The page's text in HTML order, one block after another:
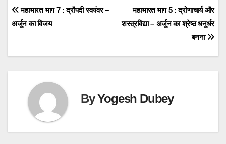
Post
navigation
महाभारत भाग 5 : द्रोणाचार्य और
शस्त्रविद्या – अर्जुन का श्रेष्ठ धनुर्धर
बनना
महाभारत भाग 7 : द्रौपदी स्वयंवर –
अर्जुन का विजय
ByYogesh Dubey